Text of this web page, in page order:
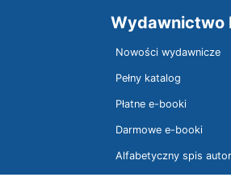
Wydawnictwo
Nowości wydawnicze
Pełny katalog
Płatne e-booki
Darmowe e-booki
Alfabetyczny spis